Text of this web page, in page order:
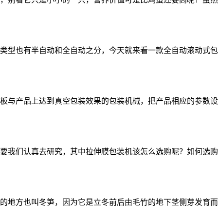
型也有半自动和全自动之分，今天就来看一款全自动滚动式
与产品上达到真空包装效果的包装机械，把产品相应的参数
我们认真去研究，其中拉伸膜包装机该怎么选购呢？如何选
地方也叫冬笋，因为它是立冬前后由毛竹的地下茎侧芽发育